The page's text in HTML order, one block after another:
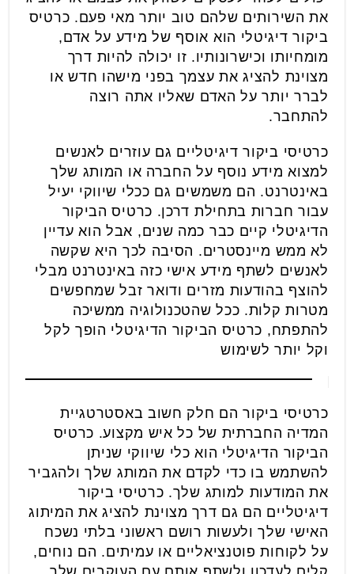
את השירותים שלהם טוב יותר מאי פעם. כרטיס
ביקור דיגיטלי הוא אוסף של מידע על אדם,
מומחיותו וכישרונותיו. זו יכולה להיות דרך
מצוינת להציג את עצמך בפני מישהו חדש או
לברר יותר על האדם שאליו אתה רוצה
להתחבר.
כרטיסי ביקור דיגיטליים גם עוזרים לאנשים
למצוא מידע נוסף על החברה או המותג שלך
באינטרנט. הם משמשים גם ככלי שיווקי יעיל
עבור חברות בתחילת דרכן. כרטיס הביקור
הדיגיטלי קיים כבר כמה שנים, אבל הוא עדיין
לא ממש מיינסטרים. הסיבה לכך היא שקשה
לאנשים לשתף מידע אישי כזה באינטרנט מבלי
להוצף בהודעות מזרים ודואר זבל שמחפשים
מטרות קלות. ככל שהטכנולוגיה ממשיכה
להתפתח, כרטיס הביקור הדיגיטלי הופך לקל
וקל יותר לשימוש
כרטיסי ביקור הם חלק חשוב באסטרטגיית
המדיה החברתית של כל איש מקצוע. כרטיס
הביקור הדיגיטלי הוא כלי שיווקי שניתן
להשתמש בו כדי לקדם את המותג שלך ולהגביר
את המודעות למותג שלך. כרטיסי ביקור
דיגיטליים הם גם דרך מצוינת להציג את המיתוג
האישי שלך ולעשות רושם ראשוני בלתי נשכח
על לקוחות פוטנציאליים או עמיתים. הם נוחים,